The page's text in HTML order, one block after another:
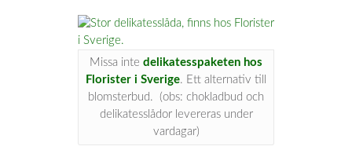
Missa inte delikatesspaketen hos
Florister i Sverige. Ett alternativ till
blomsterbud. (obs: chokladbud och
delikatesslådor levereras under
vardagar)